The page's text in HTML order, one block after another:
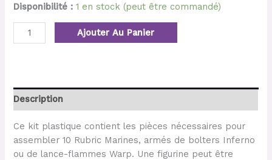
Disponibilité : 1 en stock (peut être commandé)
Ajouter Au Panier
Description
Ce kit plastique contient les pièces nécessaires pour
assembler 10 Rubric Marines, armés de bolters Inferno
ou de lance-flammes Warp. Une figurine peut être